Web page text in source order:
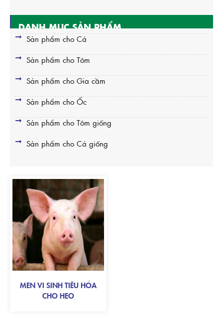
DANH MỤC SẢN PHẨM
Sản phẩm cho Cá
Sản phẩm cho Tôm
Sản phẩm cho Gia cầm
Sản phẩm cho Ốc
Sản phẩm cho Tôm giống
Sản phẩm cho Cá giống
MEN VI SINH TIÊU HÓA
CHO HEO